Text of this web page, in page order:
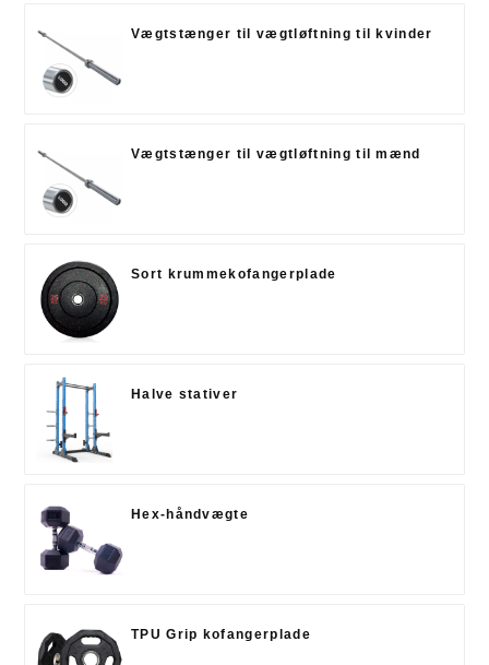
Vægtstænger til vægtløftning til kvinder
Vægtstænger til vægtløftning til mænd
Sort krummekofangerplade
Halve stativer
Hex-håndvægte
TPU Grip kofangerplade